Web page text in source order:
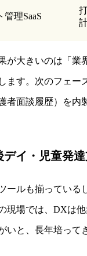
理SaaS
が大きいのは「業
ます。次のフェー
者面談履歴）を内
デイ・児童発
ールも揃ってい
現場では、DXは
と、長年培って